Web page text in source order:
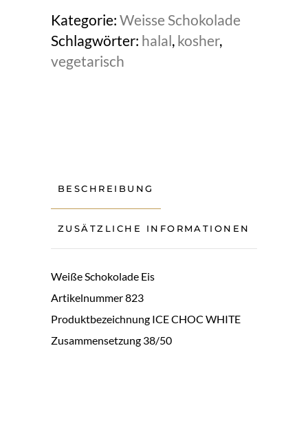
Kategorie: Weisse Schokolade
Schlagwörter: halal, kosher,
vegetarisch
BESCHREIBUNG
ZUSÄTZLICHE INFORMATIONEN
Weiße Schokolade Eis
Artikelnummer 823
Produktbezeichnung ICE CHOC WHITE
Zusammensetzung 38/50